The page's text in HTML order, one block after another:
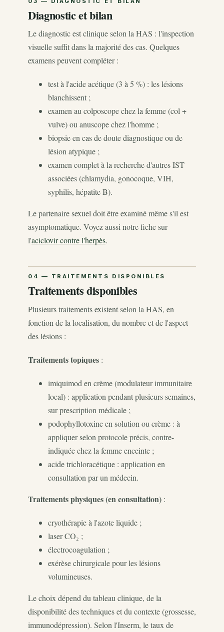
Diagnostic et bilan
Le diagnostic est clinique selon la HAS : l'inspection
visuelle suffit dans la majorité des cas. Quelques
examens peuvent compléter :
test à l'acide acétique (3 à 5 %) : les lésions
blanchissent ;
examen au colposcope chez la femme (col +
vulve) ou anuscope chez l'homme ;
biopsie en cas de doute diagnostique ou de
lésion atypique ;
examen complet à la recherche d'autres IST
associées (chlamydia, gonocoque, VIH,
syphilis, hépatite B).
Le partenaire sexuel doit être examiné même s'il est
asymptomatique. Voyez aussi notre fiche sur
l'aciclovir contre l'herpès.
Traitements disponibles
Plusieurs traitements existent selon la HAS, en
fonction de la localisation, du nombre et de l'aspect
des lésions :
Traitements topiques :
imiquimod en crème (modulateur immunitaire
local) : application pendant plusieurs semaines,
sur prescription médicale ;
podophyllotoxine en solution ou crème : à
appliquer selon protocole précis, contre-
indiquée chez la femme enceinte ;
acide trichloracétique : application en
consultation par un médecin.
Traitements physiques (en consultation) :
cryothérapie à l'azote liquide ;
laser CO₂ ;
électrocoagulation ;
exérèse chirurgicale pour les lésions
volumineuses.
Le choix dépend du tableau clinique, de la
disponibilité des techniques et du contexte (grossesse,
immunodépression). Selon l'Inserm, le taux de